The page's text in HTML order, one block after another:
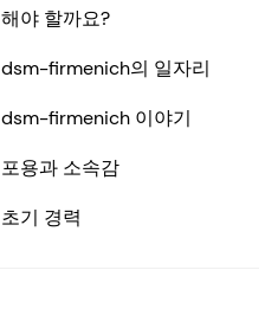
해야 할까요?
dsm-firmenich의 일자리
dsm-firmenich 이야기
포용과 소속감
초기 경력